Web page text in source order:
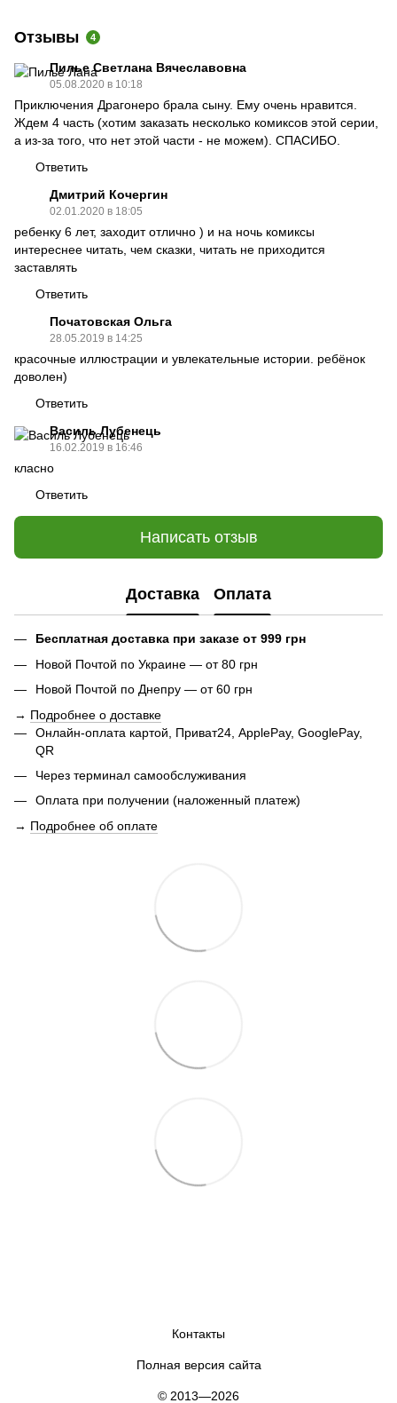
Отзывы 4
Пилье Светлана Вячеславовна
05.08.2020 в 10:18
Приключения Драгонеро брала сыну. Ему очень нравится.
Ждем 4 часть (хотим заказать несколько комиксов этой серии,
а из-за того, что нет этой части - не можем). СПАСИБО.
Ответить
Дмитрий Кочергин
02.01.2020 в 18:05
ребенку 6 лет, заходит отлично ) и на ночь комиксы
интереснее читать, чем сказки, читать не приходится
заставлять
Ответить
Початовская Ольга
28.05.2019 в 14:25
красочные иллюстрации и увлекательные истории. ребёнок
доволен)
Ответить
Василь Лубенець
16.02.2019 в 16:46
класно
Ответить
Написать отзыв
Доставка Оплата
Бесплатная доставка при заказе от 999 грн
Новой Почтой по Украине — от 80 грн
Новой Почтой по Днепру — от 60 грн
→ Подробнее о доставке
Онлайн-оплата картой, Приват24, ApplePay, GooglePay,
QR
Через терминал самообслуживания
Оплата при получении (наложенный платеж)
→ Подробнее об оплате
Контакты
Полная версия сайта
© 2013—2026